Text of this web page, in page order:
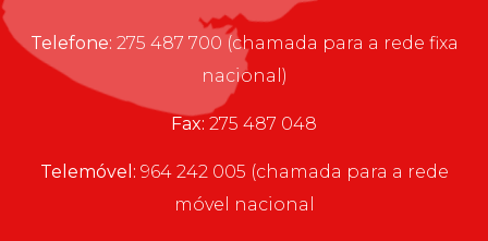
Telefone: 275 487 700 (chamada para a rede fixa
nacional)
Fax: 275 487 048
Telemóvel: 964 242 005 (chamada para a rede
móvel nacional